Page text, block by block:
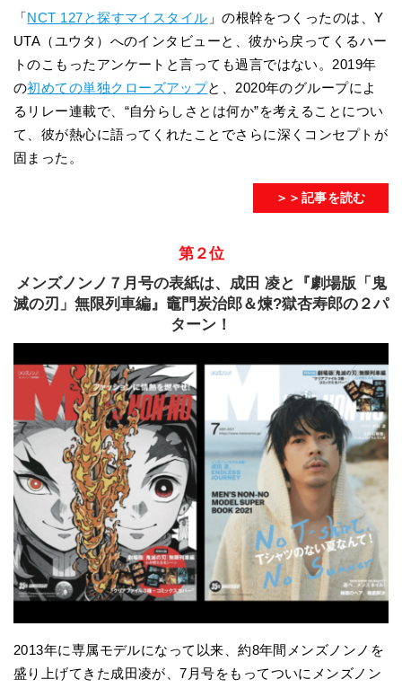
「NCT 127と探すマイスタイル 」の根幹をつくったのは、Y
UTA（ユウタ）へのインタビューと、彼から戻ってくるハー
トのこもったアンケートと言っても過言ではない。2019年
の初めての単独クローズアップと、2020年のグループによ
るリレー連載で、“自分らしさとは何か”を考えることについ
て、彼が熱心に語ってくれたことでさらに深くコンセプトが
固まった。
＞＞記事を読む
第２位
メンズノンノ７月号の表紙は、成田 凌と『劇場版「鬼
滅の刃」無限列車編』竈門炭治郎＆煉?獄杏寿郎の２パ
ターン！
2013年に専属モデルになって以来、約8年間メンズノンノを
盛り上げてきた成田凌が、7月号をもってついにメンズノン